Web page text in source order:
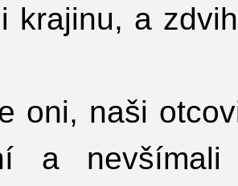
krajinu, a
oni, naši
a